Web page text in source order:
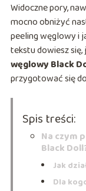
Widoczne pory,
mocno obniżyć
peeling węglowy i
tekstu dowiesz
węglowy Black
przygotować się
Spis treści:
Na czym
Black
Jak
Dla